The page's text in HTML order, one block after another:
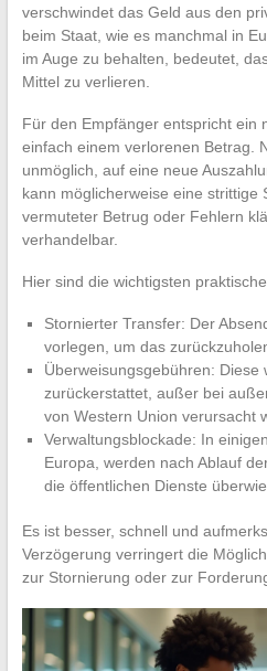
verschwindet das Geld aus den
beim Staat, wie es manchmal in
im Auge zu behalten, bedeutet,
Mittel zu verlieren.
Für den Empfänger entspricht ein
einfach einem verlorenen Betrag.
unmöglich, auf eine neue
kann möglicherweise eine strittige
vermuteter Betrug oder Fehlern
verhandelbar.
Hier sind die wichtigsten
Stornierter Transfer: Der
vorlegen, um das
Überweisungsgebühren: Diese
zurückerstattet, außer bei
von Western Union verursacht
Verwaltungsblockade: In
Europa, werden nach Ablauf
die öffentlichen Dienste
Es ist besser, schnell und
Verzögerung verringert die
zur Stornierung oder zur